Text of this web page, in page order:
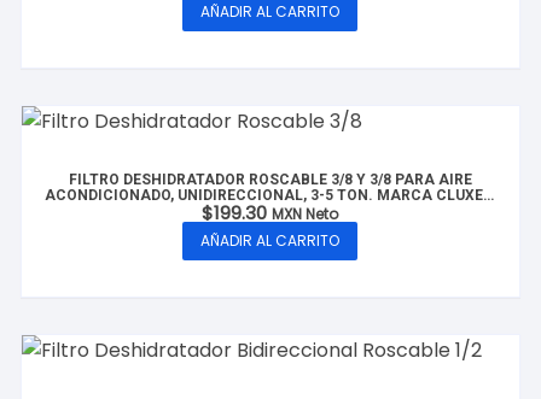
AÑADIR AL CARRITO
FILTRO DESHIDRATADOR ROSCABLE 3/8 Y 3/8 PARA AIRE
ACONDICIONADO, UNIDIRECCIONAL, 3-5 TON. MARCA CLUXER,
MODELO: CX-FDR3/8-5T
$199.30 MXN Neto
AÑADIR AL CARRITO